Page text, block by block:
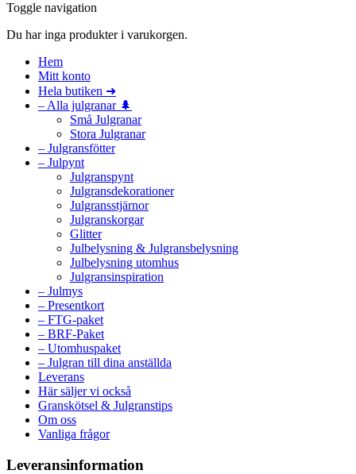
Toggle navigation
Du har inga produkter i varukorgen.
Hem
Mitt konto
Hela butiken ➜
– Alla julgranar 🌲
Små Julgranar
Stora Julgranar
– Julgransfötter
– Julpynt
Julgranspynt
Julgransdekorationer
Julgransstjärnor
Julgranskorgar
Glitter
Julbelysning & Julgransbelysning
Julbelysning utomhus
Julgransinspiration
– Julmys
– Presentkort
– FTG-paket
– BRF-Paket
– Utomhuspaket
– Julgran till dina anställda
Leverans
Här säljer vi också
Granskötsel & Julgranstips
Om oss
Vanliga frågor
Leveransinformation